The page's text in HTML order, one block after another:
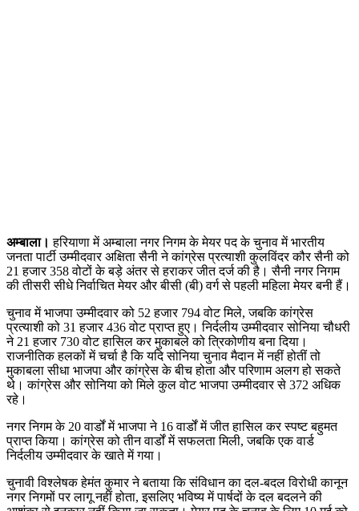
अम्बाला। हरियाणा में अम्बाला नगर निगम के मेयर पद के चुनाव में भारतीय
जनता पार्टी उम्मीदवार अक्षिता सैनी ने कांग्रेस प्रत्याशी कुलविंदर कौर सैनी को
21 हजार 358 वोटों के बड़े अंतर से हराकर जीत दर्ज की है। सैनी नगर निगम
की तीसरी सीधे निर्वाचित मेयर और बीसी (बी) वर्ग से पहली महिला मेयर बनी हैं।
चुनाव में भाजपा उम्मीदवार को 52 हजार 794 वोट मिले, जबकि कांग्रेस
प्रत्याशी को 31 हजार 436 वोट प्राप्त हुए। निर्दलीय उम्मीदवार सोनिया चौधरी
ने 21 हजार 730 वोट हासिल कर मुकाबले को त्रिकोणीय बना दिया।
राजनीतिक हलकों में चर्चा है कि यदि सोनिया चुनाव मैदान में नहीं होतीं तो
मुकाबला सीधा भाजपा और कांग्रेस के बीच होता और परिणाम अलग हो सकते
थे। कांग्रेस और सोनिया को मिले कुल वोट भाजपा उम्मीदवार से 372 अधिक
रहे।
नगर निगम के 20 वार्डों में भाजपा ने 16 वार्डों में जीत हासिल कर स्पष्ट बहुमत
प्राप्त किया। कांग्रेस को तीन वार्डों में सफलता मिली, जबकि एक वार्ड
निर्दलीय उम्मीदवार के खाते में गया।
चुनावी विश्लेषक हेमंत कुमार ने बताया कि संविधान का दल-बदल विरोधी कानून
नगर निगमों पर लागू नहीं होता, इसलिए भविष्य में पार्षदों के दल बदलने की